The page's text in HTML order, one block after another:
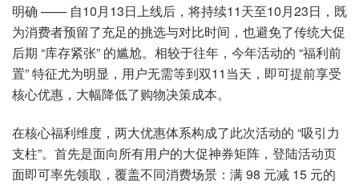
明确 —— 自10月13日上线后，将持续11天至10月23日，既
为消费者预留了充足的挑选与对比时间，也避免了传统大促
后期 “库存紧张” 的尴尬。相较于往年，今年活动的 “福利前
置” 特征尤为明显，用户无需等到双11当天，即可提前享受
核心优惠，大幅降低了购物决策成本。
在核心福利维度，两大优惠体系构成了此次活动的 “吸引力
支柱”。首先是面向所有用户的大促神券矩阵，登陆活动页
面即可率先领取，覆盖不同消费场景：满 98 元减 15 元的